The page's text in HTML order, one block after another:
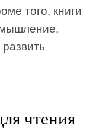
того, книги
чтения